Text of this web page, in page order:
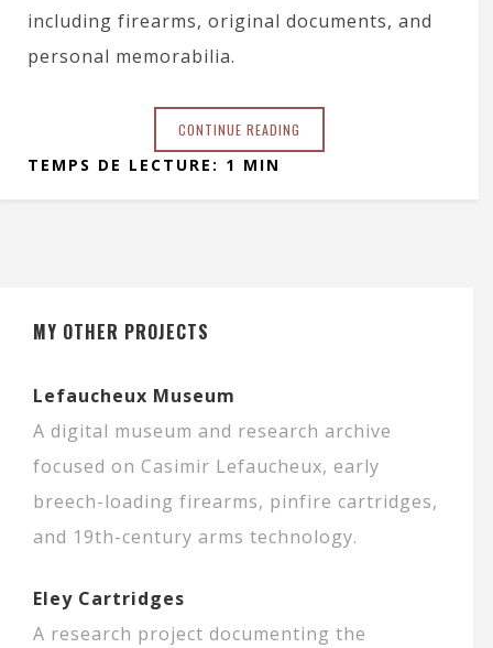
including firearms, original documents, and
personal memorabilia.
CONTINUE READING
TEMPS DE LECTURE: 1 MIN
MY OTHER PROJECTS
Lefaucheux Museum
A digital museum and research archive
focused on Casimir Lefaucheux, early
breech-loading firearms, pinfire cartridges,
and 19th-century arms technology.
Eley Cartridges
A research project documenting the